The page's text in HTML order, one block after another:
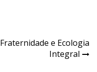
Fraternidade e Ecologia
Integral